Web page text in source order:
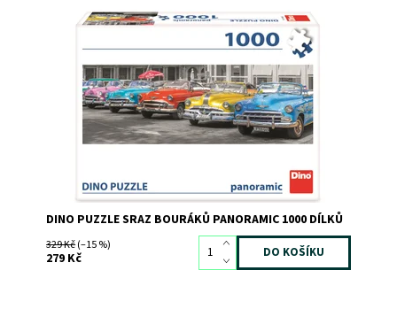
8479
Značka:
DINO
DINO PUZZLE SRAZ BOURÁKŮ PANORAMIC 1000 DÍLKŮ
329 Kč(–15 %)
279 Kč